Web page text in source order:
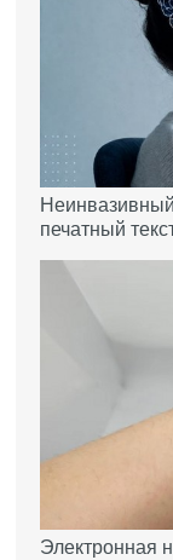
печатный
Электронная